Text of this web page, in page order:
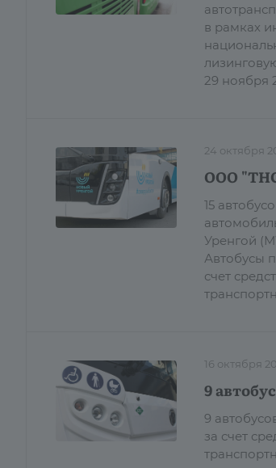
в рамках
29 ноября
24 октября
ООО
15
Уренгой
Автобусы
счет
16 октября
9
9
за счет